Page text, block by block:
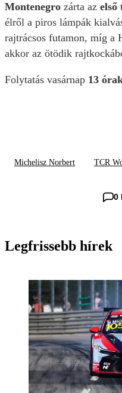
Montenegro zárta az első
élről a piros lámpák
rajtrácsos futamon, míg a
akkor az ötödik
Folytatás vasárnap 13
Michelisz Norbert TCR
0
Legfrissebb hírek